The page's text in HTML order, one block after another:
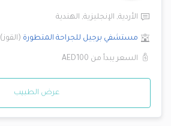
الأردية, الإنجليزية, الهندية
مستشفي برجيل للجراحة المتطورة (القوز)
السعر يبدأ من AED100
عرض الطبيب